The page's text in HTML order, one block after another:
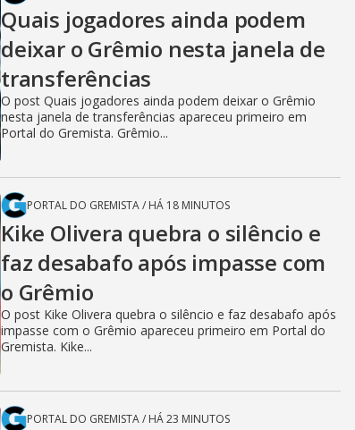
Quais jogadores ainda podem
deixar o Grêmio nesta janela de
transferências
O post Quais jogadores ainda podem deixar o Grêmio
nesta janela de transferências apareceu primeiro em
Portal do Gremista. Grêmio...
PORTAL DO GREMISTA/ HÁ 18 MINUTOS
Kike Olivera quebra o silêncio e
faz desabafo após impasse com
o Grêmio
O post Kike Olivera quebra o silêncio e faz desabafo após
impasse com o Grêmio apareceu primeiro em Portal do
Gremista. Kike...
PORTAL DO GREMISTA/ HÁ 23 MINUTOS